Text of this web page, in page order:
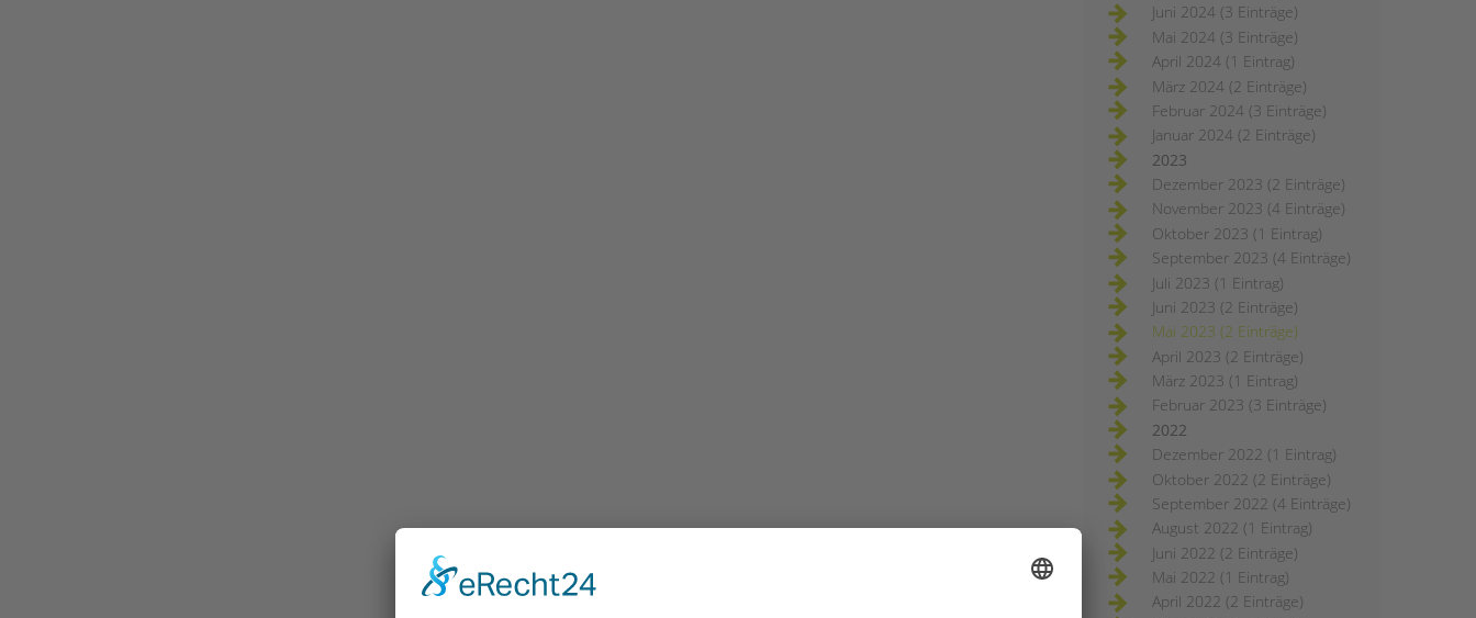
Juni 2024 (3 Einträge)
Mai 2024 (3 Einträge)
April 2024 (1 Eintrag)
März 2024 (2 Einträge)
Februar 2024 (3 Einträge)
Januar 2024 (2 Einträge)
2023
Dezember 2023 (2 Einträge)
November 2023 (4 Einträge)
Oktober 2023 (1 Eintrag)
September 2023 (4 Einträge)
Juli 2023 (1 Eintrag)
Juni 2023 (2 Einträge)
Mai 2023 (2 Einträge)
April 2023 (2 Einträge)
März 2023 (1 Eintrag)
Februar 2023 (3 Einträge)
2022
Dezember 2022 (1 Eintrag)
Oktober 2022 (2 Einträge)
September 2022 (4 Einträge)
August 2022 (1 Eintrag)
Juni 2022 (2 Einträge)
Mai 2022 (1 Eintrag)
April 2022 (2 Einträge)